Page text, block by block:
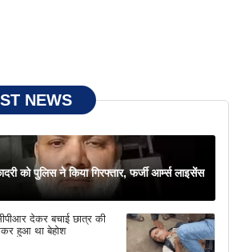
NEWS
को पुलिस ने किया गिरफ्तार, फर्जी आर्म्स लाइसेंस
देकर बचाई छात्र की
हुआ था बेहोश